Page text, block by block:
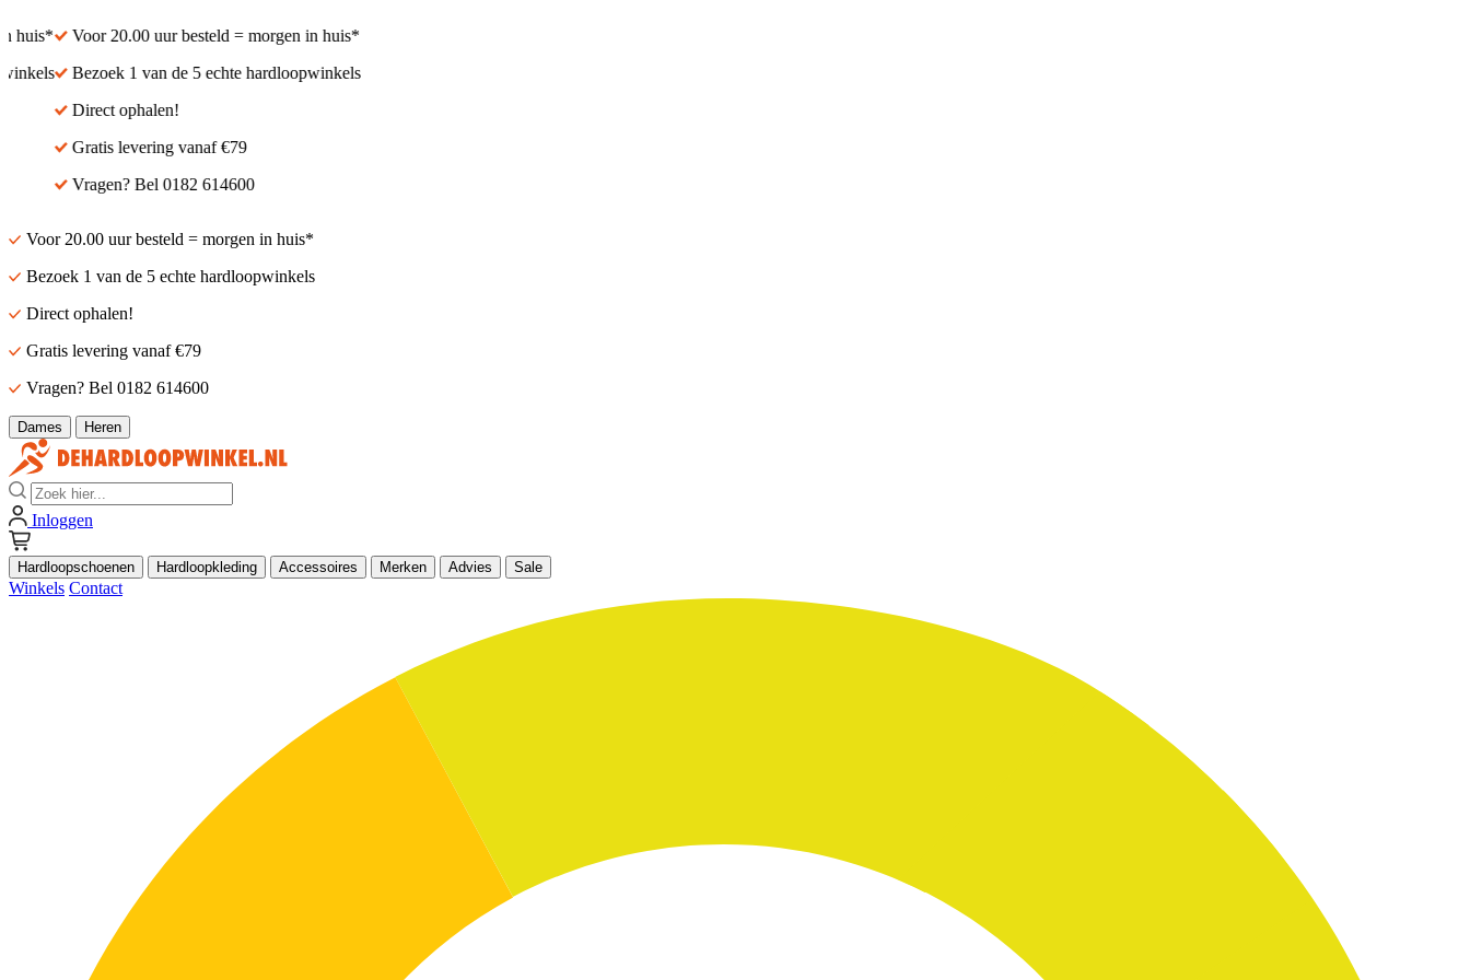
huis*
Voor 20.00 uur besteld = morgen in huis*
Bezoek 1 van de 5 echte hardloopwinkels
Direct ophalen!
Gratis levering vanaf €79
Vragen? Bel 0182 614600
Voor 20.00 uur besteld = morgen in huis*
Bezoek 1 van de 5 echte hardloopwinkels
Direct ophalen!
Gratis levering vanaf €79
Vragen? Bel 0182 614600
Dames Heren
Zoek
Inloggen
Hardloopschoenen Hardloopkleding Accessoires Merken Advies Sale
Winkels Contact